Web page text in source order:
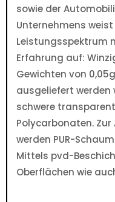
sowie der
Unternehmens
Leistungsspektrum
Erfahrung auf:
Gewichten von
ausgeliefert werden
schwere
Polycarbonaten.
werden PUR-
Mittels pvd-
Oberflächen wie